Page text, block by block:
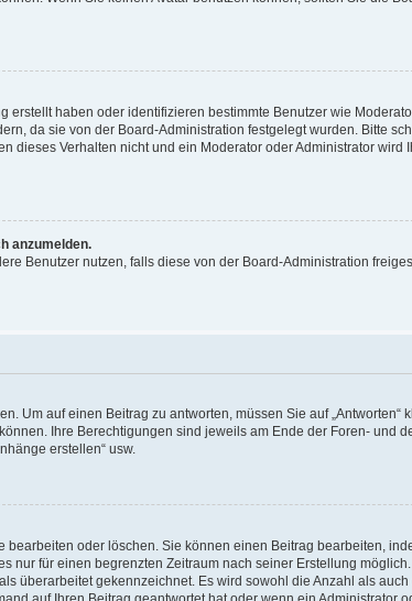
haben oder identifizieren bestimmte Benutzer wie
da sie von der Board-Administration festgelegt wurden. Bitte
Verhalten nicht und ein Moderator oder Administrator wird
anzumelden.
Benutzer nutzen, falls diese von der Board-Administration
Um auf einen Beitrag zu antworten, müssen Sie auf „Antworten“
Ihre Berechtigungen sind jeweils am Ende der Foren- und
erstellen“ usw.
oder löschen. Sie können einen Beitrag bearbeiten,
nur für einen begrenzten Zeitraum nach seiner Erstellung
überarbeitet gekennzeichnet. Es wird sowohl die Anzahl als auch